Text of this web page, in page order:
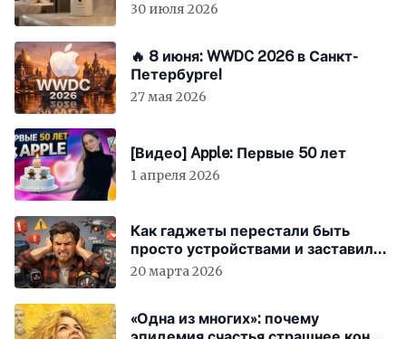
30 июля 2026
🔥 8 июня: WWDC 2026 в Санкт-
Петербурге!
27 мая 2026
[Видео] Apple: Первые 50 лет
1 апреля 2026
Как гаджеты перестали быть
просто устройствами и заставили
вас бесплатно работать
20 марта 2026
«Одна из многих»: почему